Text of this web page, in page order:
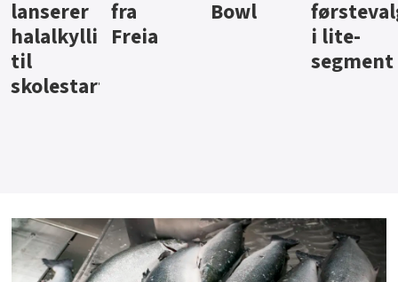
Bowl
førstevalg
i lite-
Berentsen
Hansa